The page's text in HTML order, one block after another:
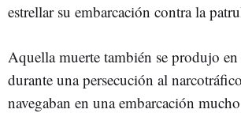
estrellar su embarcación contra la
Aquella muerte también se produjo en
durante una persecución al
navegaban en una embarcación